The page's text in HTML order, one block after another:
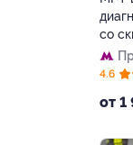
со
от 1
4.6